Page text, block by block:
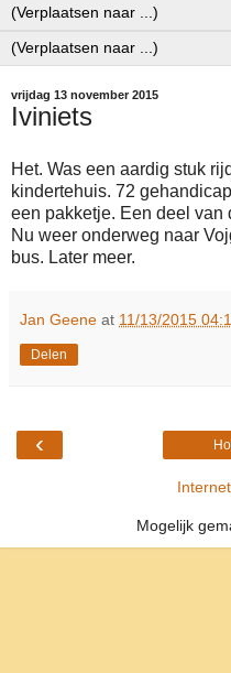
vrijdag 13 november 2015
Iviniets
Het. Was een aardig stuk
kindertehuis. 72
een pakketje. Een deel van
Nu weer onderweg naar
bus. Later meer.
Jan Geene at 11/13/2015
Delen
‹
Mogelijk